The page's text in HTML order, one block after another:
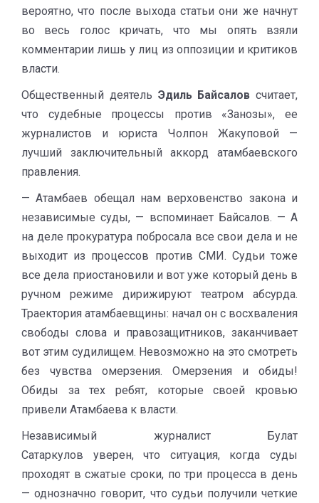
вероятно, что после выхода статьи они же начнут
во весь голос кричать, что мы опять взяли
комментарии лишь у лиц из оппозиции и критиков
власти.
Общественный деятель Эдиль Байсалов считает,
что судебные процессы против «Занозы», ее
журналистов и юриста Чолпон Жакуповой —
лучший заключительный аккорд атамбаевского
правления.
— Атамбаев обещал нам верховенство закона и
независимые суды, — вспоминает Байсалов. — А
на деле прокуратура побросала все свои дела и не
выходит из процессов против СМИ. Судьи тоже
все дела приостановили и вот уже который день в
ручном режиме дирижируют театром абсурда.
Траектория атамбаевщины: начал он с восхваления
свободы слова и правозащитников, заканчивает
вот этим судилищем. Невозможно на это смотреть
без чувства омерзения. Омерзения и обиды!
Обиды за тех ребят, которые своей кровью
привели Атамбаева к власти.
Независимый журналист Булат
Сатаркулов уверен, что ситуация, когда суды
проходят в сжатые сроки, по три процесса в день
— однозначно говорит, что судьи получили четкие